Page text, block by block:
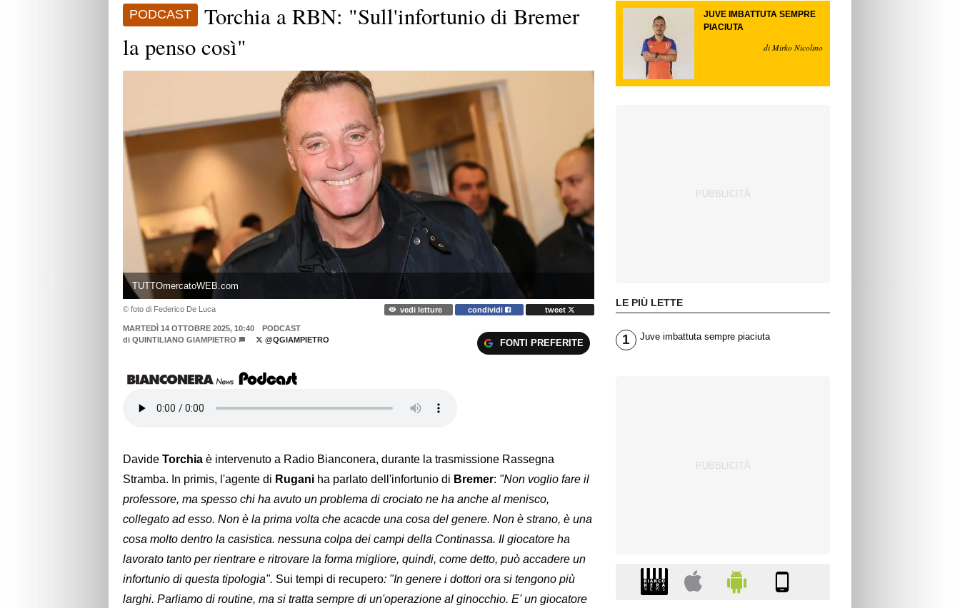
PODCAST
Torchia a RBN: "Sull'infortunio di Bremer
la penso così"
TUTTOmercatoWEB.com
© foto di Federico De Luca vedi letture condividi tweet
MARTEDÌ 14 OTTOBRE 2025, 10:40
PODCAST
di QUINTILIANO GIAMPIETRO @QGIAMPIETRO FONTI PREFERITE
Davide Torchia è intervenuto a Radio Bianconera, durante la trasmissione Rassegna
Stramba. In primis, l'agente di Rugani ha parlato dell'infortunio di Bremer: "Non voglio fare il
professore, ma spesso chi ha avuto un problema di crociato ne ha anche al menisco,
collegato ad esso. Non è la prima volta che acacde una cosa del genere. Non è strano, è una
cosa molto dentro la casistica. nessuna colpa dei campi della Continassa. Il giocatore ha
lavorato tanto per rientrare e ritrovare la forma migliore, quindi, come detto, può accadere un
infortunio di questa tipologia". Sui tempi di recupero: "In genere i dottori ora si tengono più
larghi. Parliamo di routine, ma si tratta sempre di un'operazione al ginocchio. E' un giocatore
JUVE IMBATTUTA SEMPRE
PIACIUTA
di Mirko Nicolino
LE PIÙ LETTE
1 Juve imbattuta sempre piaciuta